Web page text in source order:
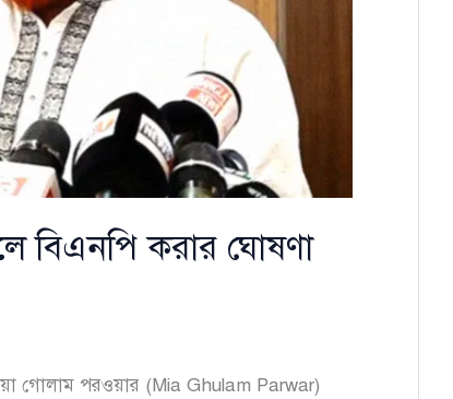
বিএনপি করার ঘোষণা
গোলাম পরওয়ার (Mia Ghulam Parwar)